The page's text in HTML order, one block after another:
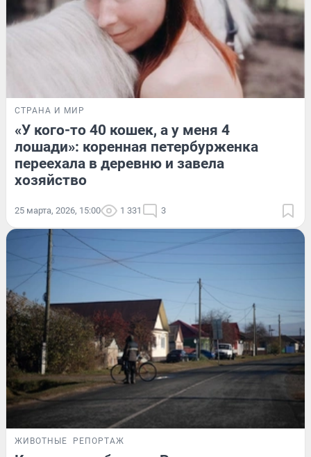
СТРАНА И МИР
«У кого-то 40 кошек, а у меня 4
лошади»: коренная петербурженка
переехала в деревню и завела
хозяйство
25 марта, 2026, 15:00 1 331 3
ЖИВОТНЫЕ РЕПОРТАЖ